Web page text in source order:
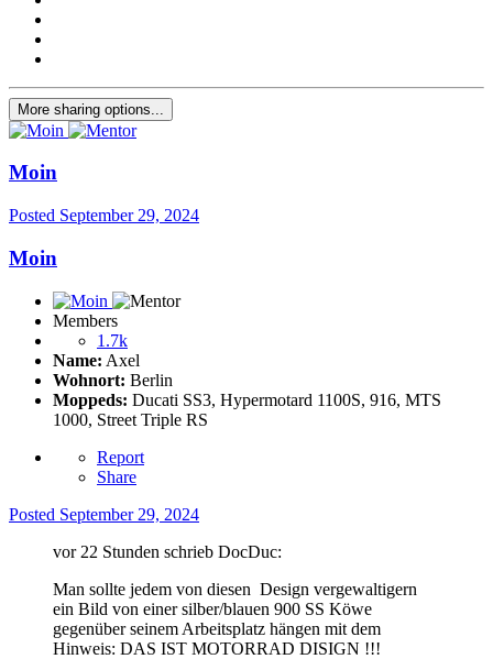
More sharing options...
Moin
Posted September 29, 2024
Moin
Members
1.7k
Name: Axel
Wohnort: Berlin
Moppeds: Ducati SS3, Hypermotard 1100S, 916, MTS
1000, Street Triple RS
Report
Share
Posted September 29, 2024
vor 22 Stunden schrieb DocDuc:
Man sollte jedem von diesen Design vergewaltigern
ein Bild von einer silber/blauen 900 SS Köwe
gegenüber seinem Arbeitsplatz hängen mit dem
Hinweis: DAS IST MOTORRAD DISIGN !!!